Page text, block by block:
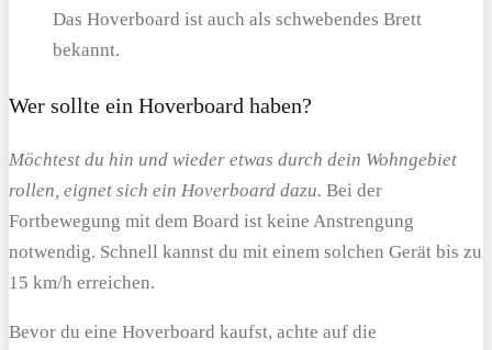
Das Hoverboard ist auch als schwebendes Brett
bekannt.
Wer sollte ein Hoverboard haben?
Möchtest du hin und wieder etwas durch dein Wohngebiet
rollen, eignet sich ein Hoverboard dazu. Bei der
Fortbewegung mit dem Board ist keine Anstrengung
notwendig. Schnell kannst du mit einem solchen Gerät bis zu
15 km/h erreichen.
Bevor du eine Hoverboard kaufst, achte auf die